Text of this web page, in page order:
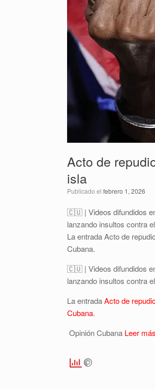
Acto de
isla
Publicado el febrero 1, 2026
🇨🇺 | Videos difundidos
lanzando insultos contra
La entrada Acto de
Cubana.
🇨🇺 | Videos difundidos
lanzando insultos contra
La entradaActo de
Cubana.
Opinión Cubana Leer más